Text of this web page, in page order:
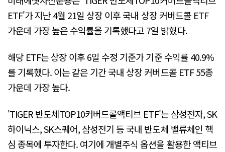
ETF'가 지난 4월 21일 상장 이후 국내 상장 커버드콜 ETF
가운데 가장 높은 수익률을 기록했다고 7일 밝혔다.
해당 ETF는 상장 이후 6일 수정 기준가 기준 수익률 40.9%
를 기록했다. 이는 같은 기간 국내 상장 커버드콜 ETF 55종
가운데 가장 높다.
'TIGER 반도체TOP10커버드콜액티브 ETF'는 삼성전자, SK
하이닉스, SK스퀘어, 삼성전기 등 국내 반도체 밸류체인 핵
심 종목에 투자한다. 여기에 개별주식 옵션을 활용한 액티브